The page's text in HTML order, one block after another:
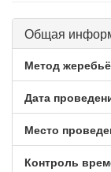
Общая
Метод
Дата
Место
Контроль